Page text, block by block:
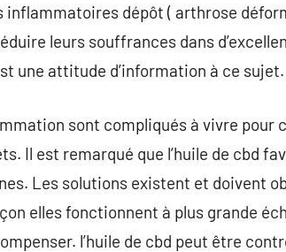
inflammatoires dépôt ( arthrose
leurs souffrances dans
une attitude d’information à ce sujet.
sont compliqués à vivre pour
Il est remarqué que l’huile de cbd
Les solutions existent et doivent
elles fonctionnent à plus grande
l’huile de cbd peut être